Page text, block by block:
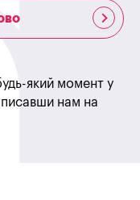
який момент у
нам на